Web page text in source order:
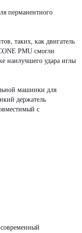
перманентного
таких, как двигатель
PMU смогли
наилучшего удара иглы
машинки для
держатель
с